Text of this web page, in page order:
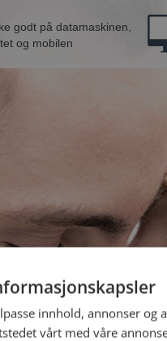
godt på datamaskinen,
og mobilen
innhold, annonser og
vårt med våre